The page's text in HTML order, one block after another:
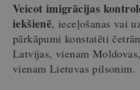
Veicot imigrācijas
iekšienē, ieceļošanas vai
pārkāpumi konstatēti
Latvijas, vienam
vienam Lietuvas pilsonim.